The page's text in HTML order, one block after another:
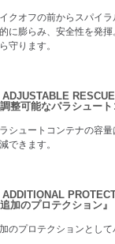
クオフの前からスパイ
に膨らみ、安全性を発
守ります。
調整可能なパラシュート
シュートコンテナの容
できます。
追加のプロテクション』
のプロテクションとして